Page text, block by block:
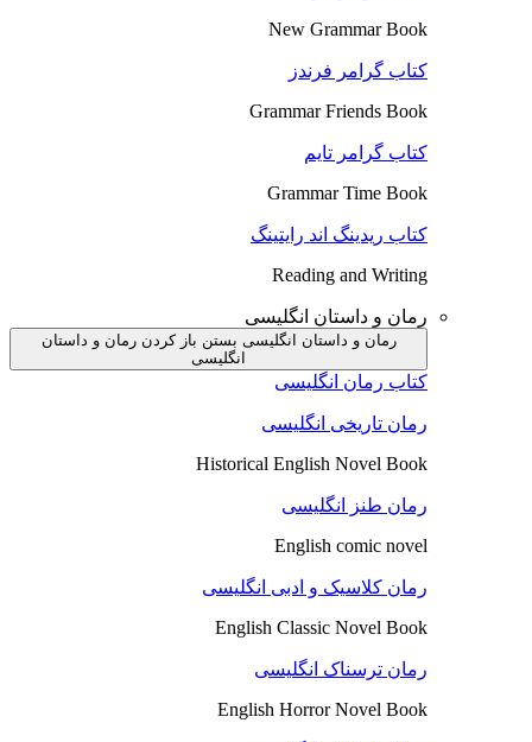
New Grammar Book
کتاب گرامر فرندز
Grammar Friends Book
کتاب گرامر تایم
Grammar Time Book
کتاب ریدینگ اند رایتینگ
Reading and Writing
رمان و داستان انگلیسی
رمان و داستان انگلیسی بستن باز کردن رمان و داستان
انگلیسی
کتاب رمان انگلیسی
رمان تاریخی انگلیسی
Historical English Novel Book
رمان طنز انگلیسی
English comic novel
رمان کلاسیک و ادبی انگلیسی
English Classic Novel Book
رمان ترسناک انگلیسی
English Horror Novel Book